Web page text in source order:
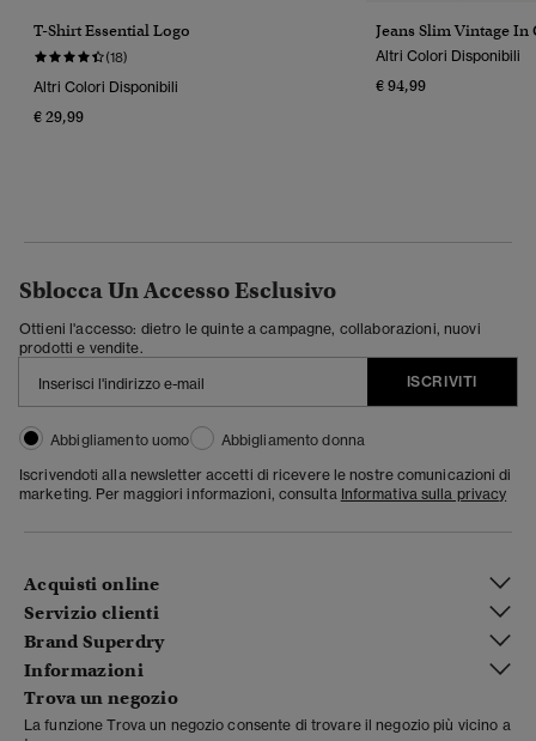
T-Shirt Essential Logo
(18)
Altri Colori Disponibili
€ 29,99
Jeans Slim Vintage
Altri Colori Disponibili
€ 94,99
Sblocca Un Accesso Esclusivo
Ottieni l'accesso: dietro le quinte a campagne, collaborazioni, nuovi
prodotti e vendite.
ISCRIVITI
Abbigliamento uomo
Abbigliamento donna
Iscrivendoti alla newsletter accetti di ricevere le nostre comunicazioni di
marketing. Per maggiori informazioni, consulta Informativa sulla privacy
Acquisti online
Servizio clienti
Brand Superdry
Informazioni
Trova un negozio
La funzione Trova un negozio consente di trovare il negozio più vicino a